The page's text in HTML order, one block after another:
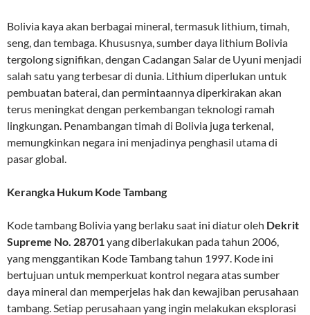
Bolivia kaya akan berbagai mineral, termasuk lithium, timah,
seng, dan tembaga. Khususnya, sumber daya lithium Bolivia
tergolong signifikan, dengan Cadangan Salar de Uyuni menjadi
salah satu yang terbesar di dunia. Lithium diperlukan untuk
pembuatan baterai, dan permintaannya diperkirakan akan
terus meningkat dengan perkembangan teknologi ramah
lingkungan. Penambangan timah di Bolivia juga terkenal,
memungkinkan negara ini menjadinya penghasil utama di
pasar global.
Kerangka Hukum Kode Tambang
Kode tambang Bolivia yang berlaku saat ini diatur oleh Dekrit
Supreme No. 28701yang diberlakukan pada tahun 2006,
yang menggantikan Kode Tambang tahun 1997. Kode ini
bertujuan untuk memperkuat kontrol negara atas sumber
daya mineral dan memperjelas hak dan kewajiban perusahaan
tambang. Setiap perusahaan yang ingin melakukan eksplorasi